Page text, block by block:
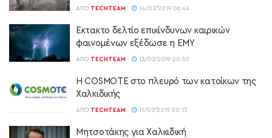
ΑΠΌ TECHTEAM 14/07/2019 06:44
Εκτακτο δελτίο επικίνδυνων καιρικών
φαινομένων εξέδωσε η ΕΜΥ
ΑΠΌ TECHTEAM 13/07/2019 20:50
Η COSMOTE στο πλευρό των κατοίκων της
Χαλκιδικής
ΑΠΌ TECHTEAM 11/07/2019 20:13
Μητσοτάκης για Χαλκιδική